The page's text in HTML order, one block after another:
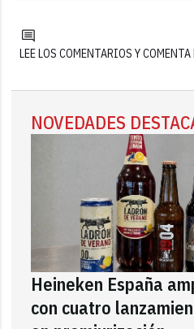
LEE LOS COMENTARIOS Y
NOVEDADES
Heineken España
con cuatro